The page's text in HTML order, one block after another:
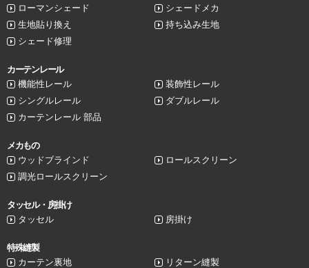
ローマンシェード
シェードメカ
生地貼り換え
持ち込み生地
シェード修理
カーテンレール
機能性レール
装飾性レール
シングルレール
ダブルレール
カーテンレール 部品
メカもの
ウッドブラインド
ロールスクリーン
調光ロールスクリーン
タッセル・房掛け
タッセル
房掛け
特殊縫製
カーテン裏地
リターン縫製